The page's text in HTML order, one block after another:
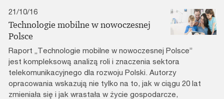
21/10/16
Technologie mobilne w nowoczesnej
Polsce
Raport „Technologie mobilne w nowoczesnej Polsce”
jest kompleksową analizą roli i znaczenia sektora
telekomunikacyjnego dla rozwoju Polski. Autorzy
opracowania wskazują nie tylko na to, jak w ciągu 20 lat
zmieniała się i jak wrastała w życie gospodarcze,